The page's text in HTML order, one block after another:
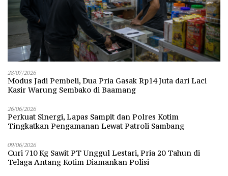
28/07/2026
Modus Jadi Pembeli, Dua Pria Gasak Rp14 Juta dari Laci
Kasir Warung Sembako di Baamang
26/06/2026
Perkuat Sinergi, Lapas Sampit dan Polres Kotim
Tingkatkan Pengamanan Lewat Patroli Sambang
09/06/2026
Curi 710 Kg Sawit PT Unggul Lestari, Pria 20 Tahun di
Telaga Antang Kotim Diamankan Polisi